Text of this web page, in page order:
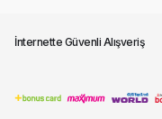
İnternette Güvenli Alışveriş